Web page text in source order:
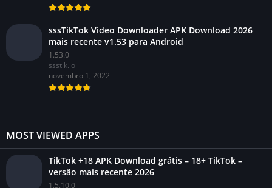
sssTikTok Video Downloader APK Download 2026
mais recente v1.53 para Android
1.53.0
ssstik.io
novembro 1, 2022
MOST VIEWED APPS
TikTok +18 APK Download grátis – 18+ TikTok –
versão mais recente 2026
1.5.10.0